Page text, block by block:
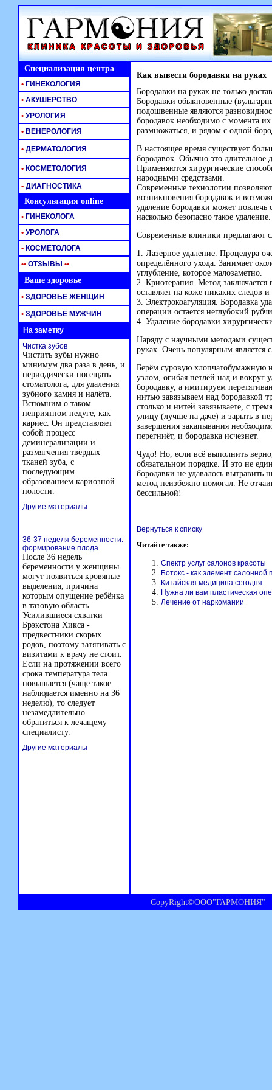
Специализация центра Как вывести бородавки на руках
Бородавки на руках не только
Бородавки обыкновенные
подошвенные являются
бородавок необходимо с момента
размножаться, и рядом с одной
В настоящее время существует
бородавок. Обычно это длительное
Применяются хирургические
народными средствами.
Современные технологии
возникновения бородавок и
удаление бородавки может повлечь
насколько безопасно такое удаление.
Современные клиники предлагают
1. Лазерное удаление. Процедура
определённого ухода. Занимает
углубление, которое малозаметно.
2. Криотерапия. Метод
оставляет на коже никаких следов и
3. Электрокоагуляция. Бородавка
операции остается неглубокий
4. Удаление бородавки
Наряду с научными методами
руках. Очень популярным является
Берём суровую хлопчатобумажную
узлом, огибая петлёй над и вокруг
бородавку, а имитируем
нитью завязываем над бородавкой
столько и нитей завязываете, с
улицу (лучше на даче) и зарыть в
завершения закапывания
перегниёт, и бородавка исчезнет.
Чудо! Но, если всё выполнить
обязательном порядке. И это не
бородавки не удавалось
метод неизбежно помогал. Не
бессильной!
Вернуться к списку
Читайте также:
Спектр услуг салонов красоты
Ботокс - как элемент салонной
Китайская медицина сегодня.
Нужна ли вам пластическая
Лечение от наркомании
• ГИНЕКОЛОГИЯ
• АКУШЕРСТВО
• УРОЛОГИЯ
• ВЕНЕРОЛОГИЯ
• ДЕРМАТОЛОГИЯ
• КОСМЕТОЛОГИЯ
• ДИАГНОСТИКА
Консультация online
• ГИНЕКОЛОГА
• УРОЛОГА
• КОСМЕТОЛОГА
•• ОТЗЫВЫ ••
Ваше здоровье
• ЗДОРОВЬЕ ЖЕНЩИН
• ЗДОРОВЬЕ МУЖЧИН
На заметку
Чистка зубов
Чистить зубы нужно
минимум два раза в день, и
периодически посещать
стоматолога, для удаления
зубного камня и налёта.
Вспомним о таком
неприятном недуге, как
кариес. Он представляет
собой процесс
деминерализации и
размягчения твёрдых
тканей зуба, с
последующим
образованием кариозной
полости.
Другие материалы
36-37 неделя беременности:
формирование плода
После 36 недель
беременности у женщины
могут появиться кровяные
выделения, причина
которым опущение ребёнка
в тазовую область.
Усилившиеся схватки
Брэкстона Хикса -
предвестники скорых
родов, поэтому затягивать с
визитами к врачу не стоит.
Если на протяжении всего
срока температура тела
повышается (чаще такое
наблюдается именно на 36
неделю), то следует
незамедлительно
обратиться к лечащему
специалисту.
Другие материалы